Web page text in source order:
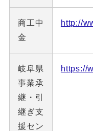
商工中
金
http://
岐阜県
事業承
継・引
継ぎ支
援セン
https://